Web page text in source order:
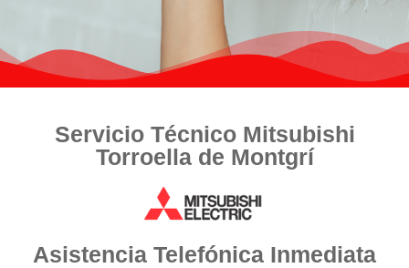
Servicio Técnico Mitsubishi
Torroella de Montgrí
Asistencia Telefónica Inmediata